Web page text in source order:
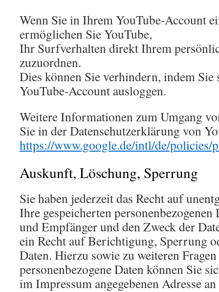
Wenn Sie in Ihrem YouTube-Account
ermöglichen Sie YouTube,
Ihr Surfverhalten direkt Ihrem
zuzuordnen.
Dies können Sie verhindern, indem Sie
YouTube-Account ausloggen.
Weitere Informationen zum Umgang
Sie in der Datenschutzerklärung von
https://www.google.de/intl/de/policies/
Auskunft, Löschung, Sperrung
Sie haben jederzeit das Recht auf
Ihre gespeicherten
und Empfänger und den Zweck der
ein Recht auf Berichtigung, Sperrung
Daten. Hierzu sowie zu weiteren
personenbezogene Daten können Sie
im Impressum angegebenen Adresse